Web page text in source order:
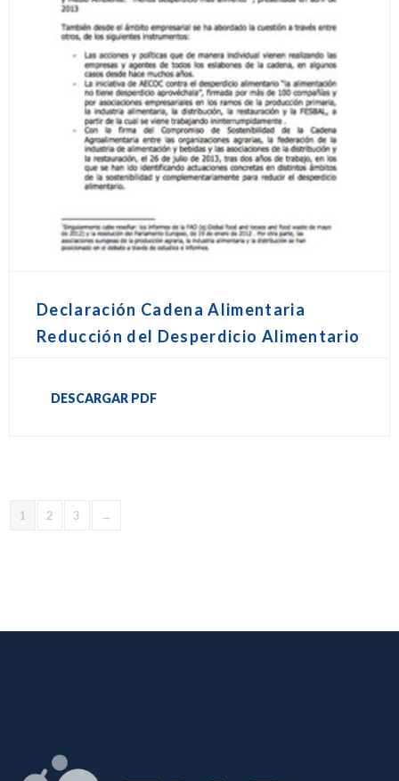
Declaración Cadena Alimentaria
Reducción del Desperdicio Alimentario
DESCARGAR PDF
1 2 3 →